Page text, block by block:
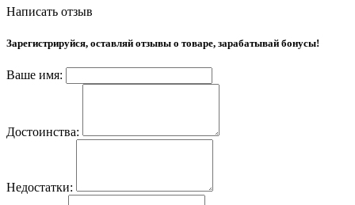
Написать отзыв
Зарегистрируйся, оставляй отзывы о товаре, зарабатывай бонусы!
Ваше имя:
Достоинства:
Недостатки: